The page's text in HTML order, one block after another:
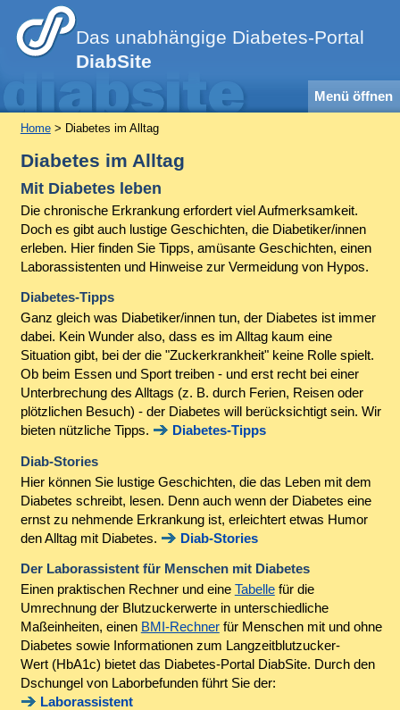
Das unabhängige Diabetes-Portal
DiabSite
Menü öffnen
Home> Diabetes im Alltag
Diabetes im Alltag
Mit Diabetes leben
Die chronische Erkrankung erfordert viel Aufmerksamkeit.
Doch es gibt auch lustige Geschichten, die Diabetiker/innen
erleben. Hier finden Sie Tipps, amüsante Geschichten, einen
Laborassistenten und Hinweise zur Vermeidung von Hypos.
Diabetes-Tipps
Ganz gleich was Diabetiker/innen tun, der Diabetes ist immer
dabei. Kein Wunder also, dass es im Alltag kaum eine
Situation gibt, bei der die "Zuckerkrankheit" keine Rolle spielt.
Ob beim Essen und Sport treiben - und erst recht bei einer
Unterbrechung des Alltags (z. B. durch Ferien, Reisen oder
plötzlichen Besuch) - der Diabetes will berücksichtigt sein. Wir
bieten nützliche Tipps.
Diabetes-Tipps
Diab-Stories
Hier können Sie lustige Geschichten, die das Leben mit dem
Diabetes schreibt, lesen. Denn auch wenn der Diabetes eine
ernst zu nehmende Erkrankung ist, erleichtert etwas Humor
den Alltag mit Diabetes.
Diab-Stories
Der Laborassistent für Menschen mit Diabetes
Einen praktischen Rechner und eine Tabellefür die
Umrechnung der Blutzuckerwerte in unterschiedliche
Maßeinheiten, einen BMI-Rechnerfür Menschen mit und ohne
Diabetes sowie Informationen zum Langzeitblutzucker-
Wert (HbA1c) bietet das Diabetes-Portal DiabSite. Durch den
Dschungel von Laborbefunden führt Sie der:
Laborassistent